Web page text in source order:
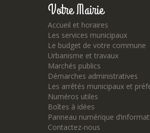
Votre Mairie
Accueil et horaires
Les services municipaux
Le budget de votre commune
Urbanisme et travaux
Marchés publics
Démarches administratives
Les arrêtés municipaux et
Numéros utiles
Boîtes à idées
Panneau numérique
Contactez-nous